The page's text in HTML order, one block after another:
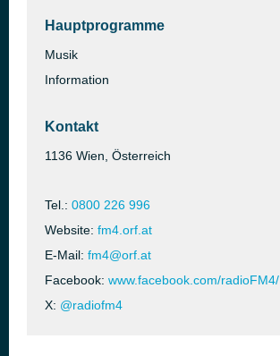
Hauptprogramme
Musik
Information
Kontakt
1136 Wien, Österreich
Tel.: 0800 226 996
Website: fm4.orf.at
E-Mail: fm4@orf.at
Facebook: www.facebook.com/radioFM4/
X: @radiofm4